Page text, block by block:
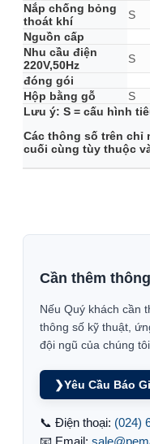
Nắp chống bỏng
thoát khí
S
Nguồn cấp
Nhu cầu điện
220V,50Hz
S
đóng gói
Hộp bằng gỗ
S
Lưu ý: S = cấu hình
Các thông số trên chỉ
cuối cùng tùy thuộc
Cần thêm
Nếu Quý khách cần
thông số kỹ thuật,
đội ngũ của chúng
❯Yêu Cầu Báo
📞 Điện thoại: (024)
📧 Email: